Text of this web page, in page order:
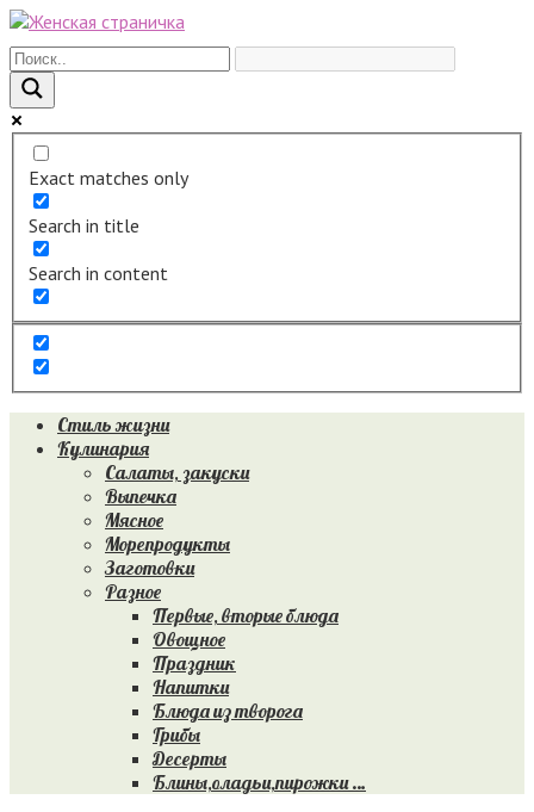
Перейти
к
контенту
Exact matches only
Search in title
Search in content
Стиль жизни
Кулинария
Салаты, закуски
Выпечка
Мясное
Морепродукты
Заготовки
Разное
Первые, вторые блюда
Овощное
Праздник
Напитки
Блюда из творога
Грибы
Десерты
Блины,оладьи,пирожки …